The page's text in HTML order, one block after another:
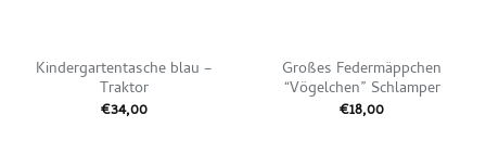
Kindergartentasche blau –
Traktor
€34,00
Großes Federmäppchen
“Vögelchen” Schlamper
€18,00